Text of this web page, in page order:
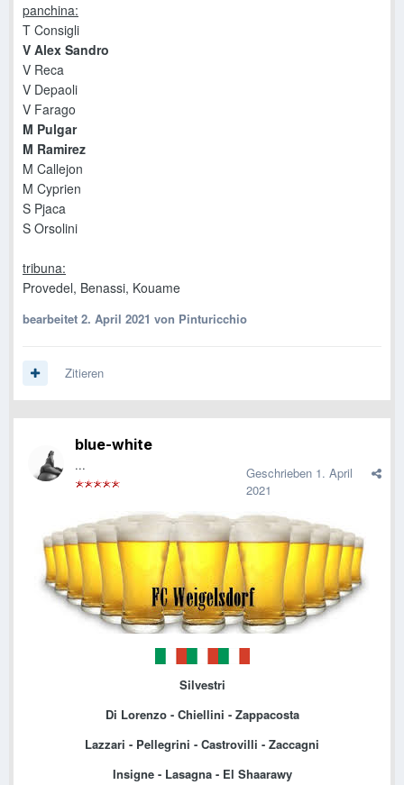
panchina:
T Consigli
V Alex Sandro
V Reca
V Depaoli
V Farago
M Pulgar
M Ramirez
M Callejon
M Cyprien
S Pjaca
S Orsolini
tribuna:
Provedel, Benassi, Kouame
bearbeitet 2. April 2021 von Pinturicchio
Zitieren
blue-white
... Geschrieben 1. April
2021
Silvestri
Di Lorenzo - Chiellini - Zappacosta
Lazzari - Pellegrini - Castrovilli - Zaccagni
Insigne - Lasagna - El Shaarawy